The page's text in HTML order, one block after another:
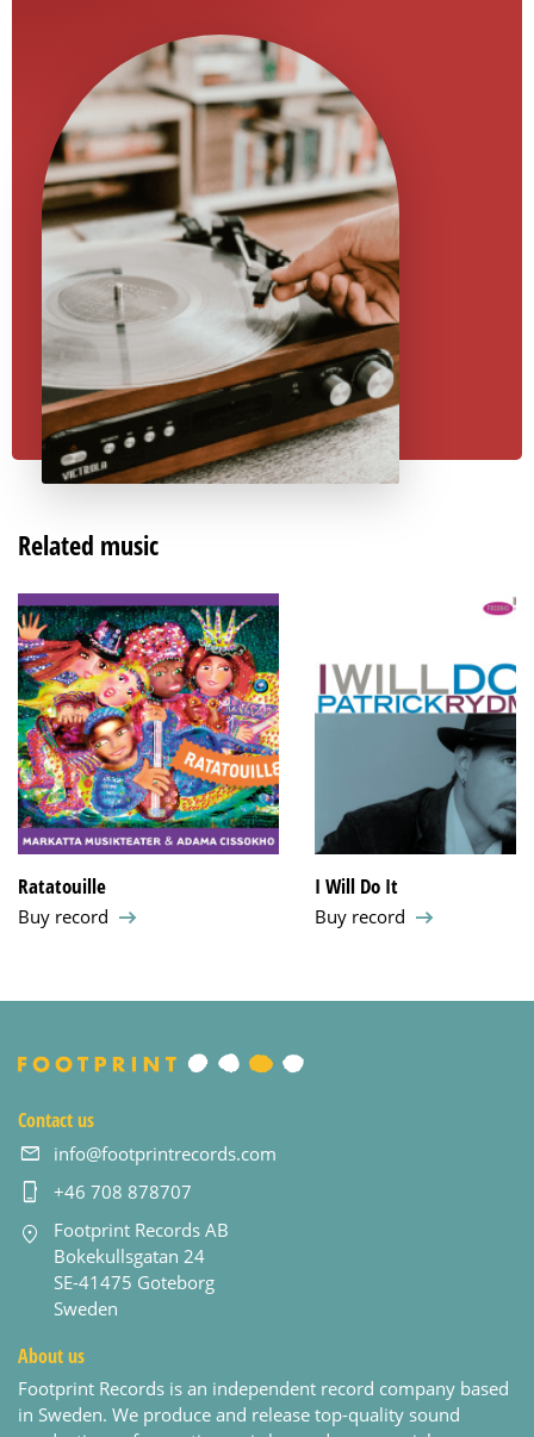
Related music
Ratatouille
Buy record
I Will Do It
Buy record
Contact us
info@footprintrecords.com
+46 708 878707
Footprint Records AB
Bokekullsgatan 24
SE-41475 Goteborg
Sweden
About us
Footprint Records is an independent record company based
in Sweden. We produce and release top-quality sound